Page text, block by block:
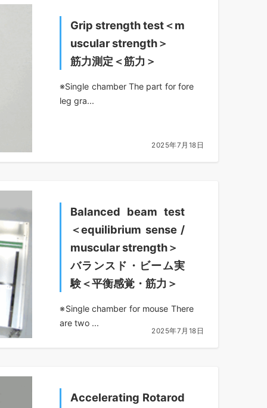
Grip strength test＜m
uscular strength＞
筋力測定＜筋力＞
※Single chamber The part for fore
leg gra...
2025年7月18日
Balanced beam test
＜equilibrium sense /
muscular strength＞
バランスド・ビーム実
験＜平衡感覚・筋力＞
※Single chamber for mouse There
are two ...
2025年7月18日
Accelerating Rotarod